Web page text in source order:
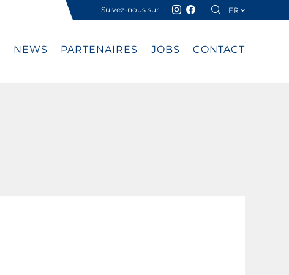
Suivez-nous sur : FR
NEWS PARTENAIRES JOBS CONTACT